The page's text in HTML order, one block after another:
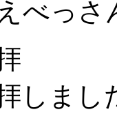
べっ
しまし